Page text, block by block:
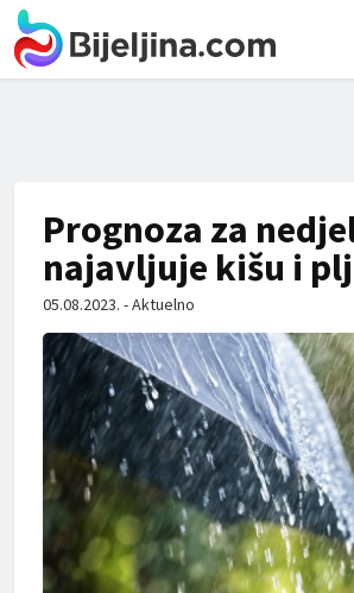
Prognoza za
najavljuje kišu i
05.08.2023. - Aktuelno